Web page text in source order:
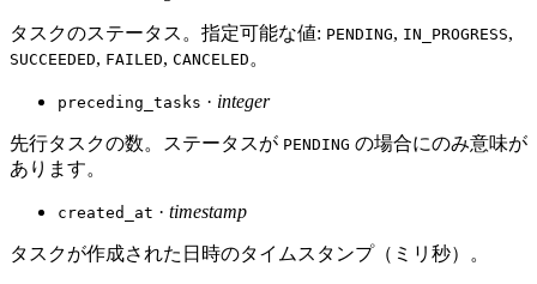
タスクのステータス。指定可能な値: PENDING, IN_PROGRESS,
SUCCEEDED, FAILED, CANCELED。
preceding_tasks · integer
先行タスクの数。ステータスが PENDING の場合にのみ意味が
あります。
created_at · timestamp
タスクが作成された日時のタイムスタンプ（ミリ秒）。